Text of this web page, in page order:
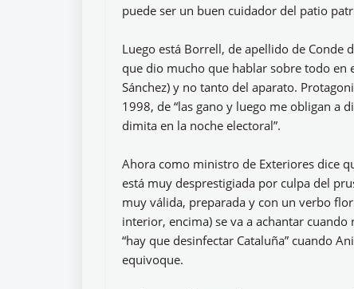
puede ser un buen cuidador del patio
Luego está Borrell, de apellido de Conde
que dio mucho que hablar sobre todo en
Sánchez) y no tanto del aparato.
1998, de “las gano y luego me obligan a
dimita en la noche electoral”.
Ahora como ministro de Exteriores dice
está muy desprestigiada por culpa del
muy válida, preparada y con un verbo
interior, encima) se va a achantar
“hay que desinfectar Cataluña” cuando
equivoque.